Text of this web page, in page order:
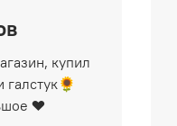
купил
галстук🌻
❤️